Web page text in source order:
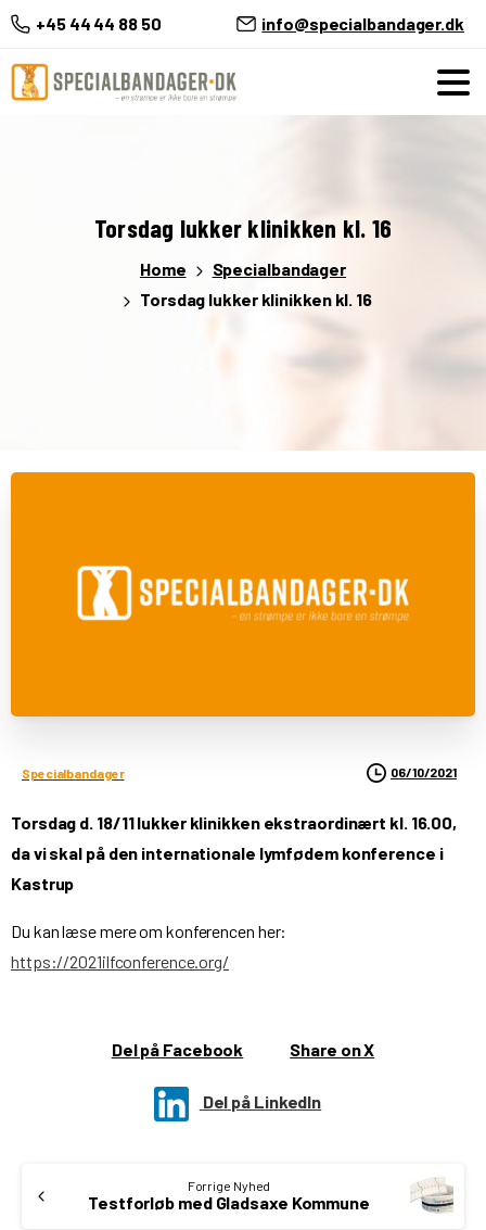
+45 44 44 88 50 info@specialbandager.dk
Torsdag lukker klinikken kl. 16
Home
Specialbandager
Torsdag lukker klinikken kl. 16
Specialbandager 06/10/2021
Torsdag d. 18/11 lukker klinikken ekstraordinært kl. 16.00,
da vi skal på den internationale lymfødem konference i
Kastrup
Du kan læse mere om konferencen her:
https://2021ilfconference.org/
Del på Facebook Share on X
Del på LinkedIn
Reading
Forrige Nyhed
Testforløb med Gladsaxe Kommune